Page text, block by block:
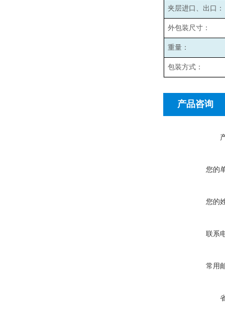
夹层进口、出口：
外包装尺寸：
重量：
包装方式：
产品咨询
您的
您的
联系
常用